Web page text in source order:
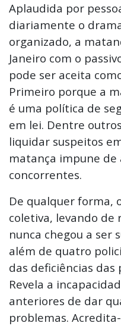
Aplaudida por
diariamente o
organizado, a
Janeiro com o
pode ser aceita
Primeiro porque a
é uma política de
em lei. Dentre
liquidar suspeitos
matança impune de
concorrentes.
De qualquer forma,
coletiva, levando de
nunca chegou a ser
além de quatro
das deficiências das
Revela a
anteriores de dar
problemas.